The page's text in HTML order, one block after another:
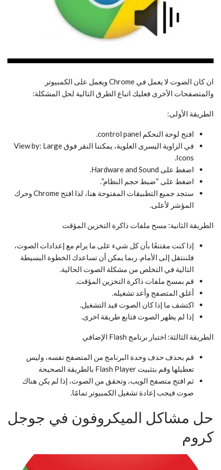
ان كان الصوت لا يعمل في Chrome ويعمل على الكمبيوتر
والمتصفحات الأخرى فعليك اتباع الطرق التالية لحل المشكلة:
الطريقة الأولى:
افتح لوحة التحكم control panel.
في الزاوية اليسرى العلوية، يمكننا النقر فوق View by: Large
Icons.
اضغط على Hardware and Sound.
اضغط على “ضبط حجم النظام”.
ستجد جميع التطبيقات المفتوحة هنا، لذا افتح Chrome وحرك
المؤشر لأعلى.
الطريقة الثانية: مسح ملفات ذاكرة التخزين المؤقت
إذا كنت مقتنعًا بأن كل شيء على ما يرام مع إعدادات الصوت،
فلننتقل إلى الأمام. ربما يمكن أن تساعدك الخطوة البسيطة
التالية في التخلص من مشكلة الصوت الحالية.
قم بمسح ملفات ذاكرة التخزين المؤقت.
أغلق المتصفح وأعد تشغيله.
اكتشف ما إذا كان الصوت قيد التشغيل.
إذا لم يظهر الصوت فتابع طريقة اخرى.
الطريقة الثالثة: اختبار برنامج Flash الإضافي
قم بحذف حذف وحدة البرنامج من المتصفح نفسه، وليس
تعطيلها وقم بتثبيت Flash Player بالطريقة الصحيحة
ثم افتح متصفح الويب، وتحقق من الصوت، إذا لم يكن هناك
صوت فيجب إعادة تشغيل الكمبيوتر تمامًا.
حل مشاكل الميكروفون في جوجل
كروم